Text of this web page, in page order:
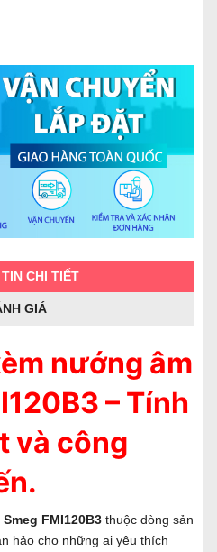
CHI TIẾT
GIÁ
nướng âm
– Tính
và công
Smeg FMI120B3 thuộc dòng sản
hảo cho những ai yêu thích